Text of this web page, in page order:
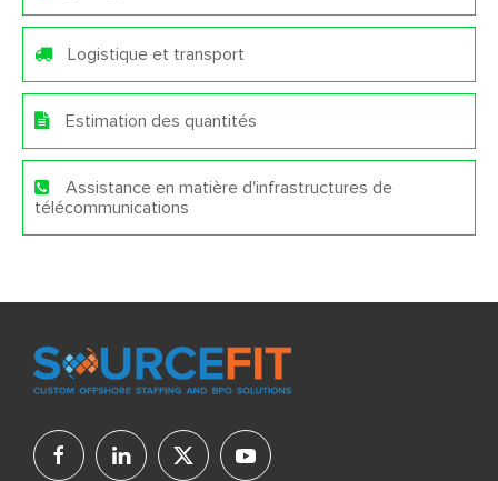
Logistique et transport
Estimation des quantités
Assistance en matière d'infrastructures de
télécommunications